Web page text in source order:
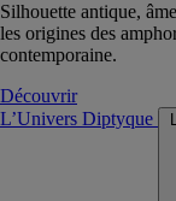
Silhouette antique,
les origines des
contemporaine.
Découvrir
L’Univers Diptyque